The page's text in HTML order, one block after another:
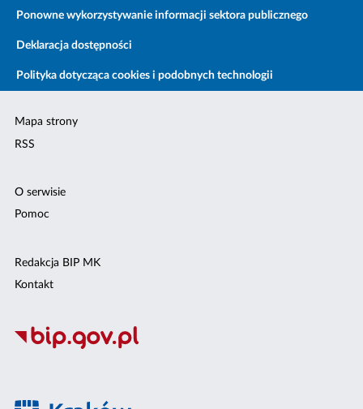
Ponowne wykorzystywanie informacji sektora publicznego
Deklaracja dostępności
Polityka dotycząca cookies i podobnych technologii
Mapa strony
RSS
O serwisie
Pomoc
Redakcja BIP MK
Kontakt